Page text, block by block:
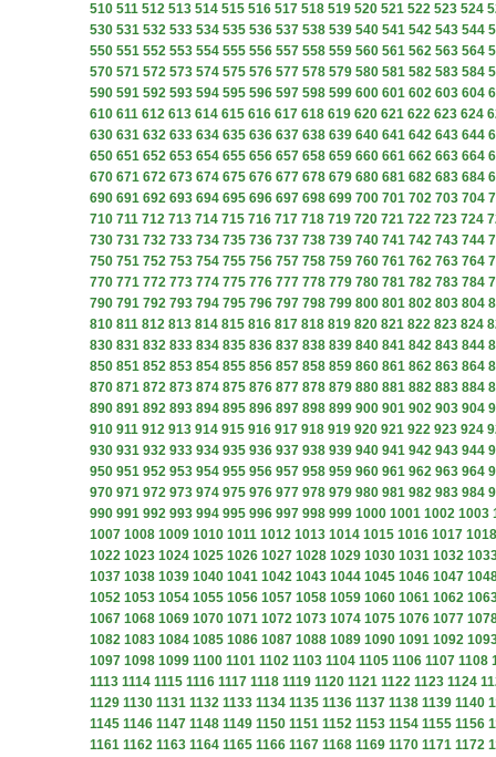
510 511 512 513 514 515 516 517 518 519 520 521 522 523 524
530 531 532 533 534 535 536 537 538 539 540 541 542 543 544
550 551 552 553 554 555 556 557 558 559 560 561 562 563 564
570 571 572 573 574 575 576 577 578 579 580 581 582 583 584
590 591 592 593 594 595 596 597 598 599 600 601 602 603 604
610 611 612 613 614 615 616 617 618 619 620 621 622 623 624
630 631 632 633 634 635 636 637 638 639 640 641 642 643 644
650 651 652 653 654 655 656 657 658 659 660 661 662 663 664
670 671 672 673 674 675 676 677 678 679 680 681 682 683 684
690 691 692 693 694 695 696 697 698 699 700 701 702 703 704
710 711 712 713 714 715 716 717 718 719 720 721 722 723 724
730 731 732 733 734 735 736 737 738 739 740 741 742 743 744
750 751 752 753 754 755 756 757 758 759 760 761 762 763 764
770 771 772 773 774 775 776 777 778 779 780 781 782 783 784
790 791 792 793 794 795 796 797 798 799 800 801 802 803 804
810 811 812 813 814 815 816 817 818 819 820 821 822 823 824
830 831 832 833 834 835 836 837 838 839 840 841 842 843 844
850 851 852 853 854 855 856 857 858 859 860 861 862 863 864
870 871 872 873 874 875 876 877 878 879 880 881 882 883 884
890 891 892 893 894 895 896 897 898 899 900 901 902 903 904
910 911 912 913 914 915 916 917 918 919 920 921 922 923 924
930 931 932 933 934 935 936 937 938 939 940 941 942 943 944
950 951 952 953 954 955 956 957 958 959 960 961 962 963 964
970 971 972 973 974 975 976 977 978 979 980 981 982 983 984
990 991 992 993 994 995 996 997 998 999 1000 1001 1002 1003
1007 1008 1009 1010 1011 1012 1013 1014 1015 1016 1017 1018
1022 1023 1024 1025 1026 1027 1028 1029 1030 1031 1032
1037 1038 1039 1040 1041 1042 1043 1044 1045 1046 1047
1052 1053 1054 1055 1056 1057 1058 1059 1060 1061 1062
1067 1068 1069 1070 1071 1072 1073 1074 1075 1076 1077
1082 1083 1084 1085 1086 1087 1088 1089 1090 1091 1092
1097 1098 1099 1100 1101 1102 1103 1104 1105 1106 1107 1108
1113 1114 1115 1116 1117 1118 1119 1120 1121 1122 1123 1124
1129 1130 1131 1132 1133 1134 1135 1136 1137 1138 1139 1140
1145 1146 1147 1148 1149 1150 1151 1152 1153 1154 1155 1156
1161 1162 1163 1164 1165 1166 1167 1168 1169 1170 1171 1172